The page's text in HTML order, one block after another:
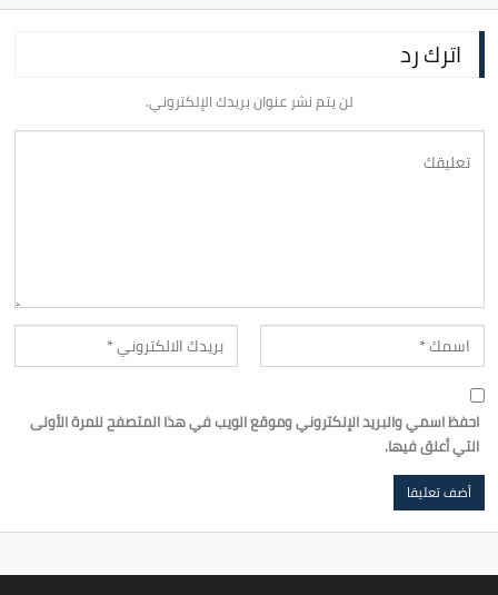
اترك رد
لن يتم نشر عنوان بريدك الإلكتروني.
احفظ اسمي والبريد الإلكتروني وموقع الويب في هذا المتصفح للمرة الأولى
التي أعلق فيها.